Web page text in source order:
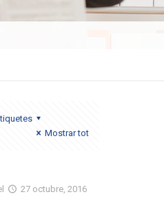
Mostrar tot
27 octubre, 2016